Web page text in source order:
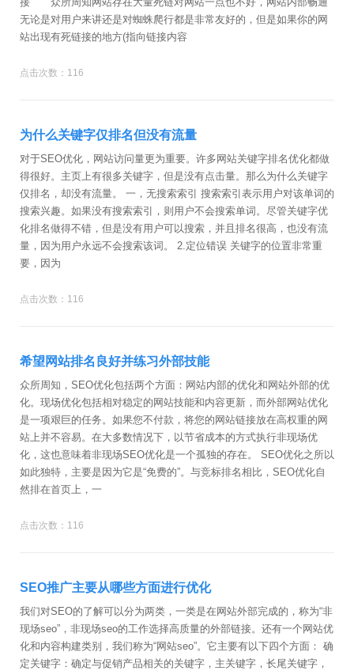
无论是对用户来讲还是对蜘蛛爬行都是非常友好的，但是如果你的网
站出现有死链接的地方(指向链接内容
点击次数：116
为什么关键字仅排名但没有流量
对于SEO优化，网站访问量更为重要。许多网站关键字排名优化都做
得很好。主页上有很多关键字，但是没有点击量。那么为什么关键字
仅排名，却没有流量。 一，无搜索索引 搜索索引表示用户对该单词的
搜索兴趣。如果没有搜索索引，则用户不会搜索单词。尽管关键字优
化排名做得不错，但是没有用户可以搜索，并且排名很高，也没有流
量，因为用户永远不会搜索该词。 2.定位错误 关键字的位置非常重
要，因为
点击次数：116
希望网站排名良好并练习外部技能
众所周知，SEO优化包括两个方面：网站内部的优化和网站外部的优
化。现场优化包括相对稳定的网站技能和内容更新，而外部网站优化
是一项艰巨的任务。如果您不付款，将您的网站链接放在高权重的网
站上并不容易。在大多数情况下，以节省成本的方式执行非现场优
化，这也意味着非现场SEO优化是一个孤独的存在。 SEO优化之所以
如此独特，主要是因为它是“免费的”。与竞标排名相比，SEO优化自
然排在首页上，一
点击次数：116
SEO推广主要从哪些方面进行优化
我们对SEO的了解可以分为两类，一类是在网站外部完成的，称为“非
现场seo”，非现场seo的工作选择高质量的外部链接。还有一个网站优
化和内容构建类别，我们称为“网站seo”。它主要有以下四个方面： 确
定关键字：确定与促销产品相关的关键字，主关键字，长尾关键字，